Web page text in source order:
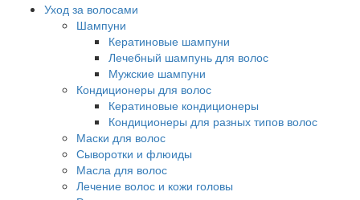
Уход за волосами
Шампуни
Кератиновые шампуни
Лечебный шампунь для волос
Мужские шампуни
Кондиционеры для волос
Кератиновые кондиционеры
Кондиционеры для разных типов волос
Маски для волос
Сыворотки и флюиды
Масла для волос
Лечение волос и кожи головы